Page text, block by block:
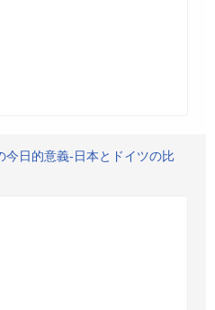
今日的意義-日本とドイツの比